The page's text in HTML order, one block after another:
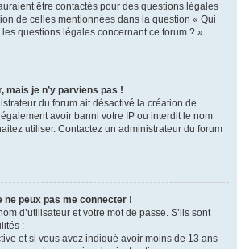
être contactés pour des questions légales
de celles mentionnées dans la question « Qui
questions légales concernant ce forum ? ».
mais je n’y parviens pas !
du forum ait désactivé la création de
avoir banni votre IP ou interdit le nom
utiliser. Contactez un administrateur du forum
peux pas me connecter !
d’utilisateur et votre mot de passe. S’ils sont
:
et si vous avez indiqué avoir moins de 13 ans